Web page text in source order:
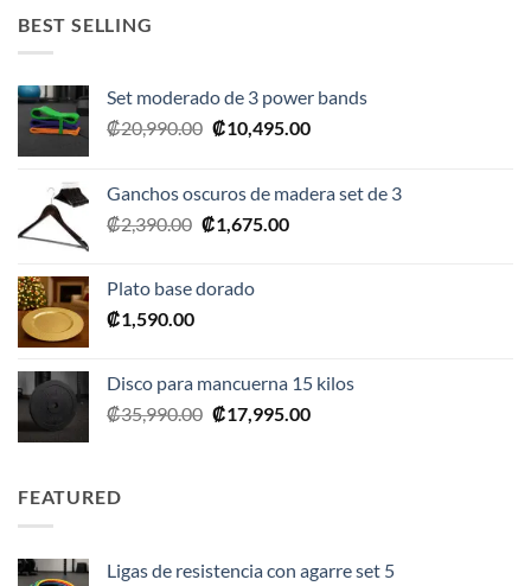
BEST SELLING
Set moderado de 3 power bands
₡20,990.00 El
era:
₡20,990.00.
₡10,495.00El
es:
Ganchos oscuros de madera set de 3
₡2,390.00 El
era:
₡1,675.00El
Plato base dorado
₡1,590.00
Disco para mancuerna 15 kilos
₡35,990.00 El
₡17,995.00El
FEATURED
Ligas de resistencia con agarre set 5